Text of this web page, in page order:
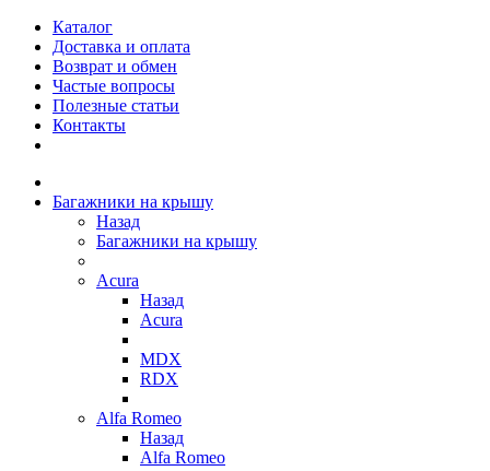
Каталог
Доставка и оплата
Возврат и обмен
Частые вопросы
Полезные статьи
Контакты
Багажники на крышу
Назад
Багажники на крышу
Acura
Назад
Acura
MDX
RDX
Alfa Romeo
Назад
Alfa Romeo